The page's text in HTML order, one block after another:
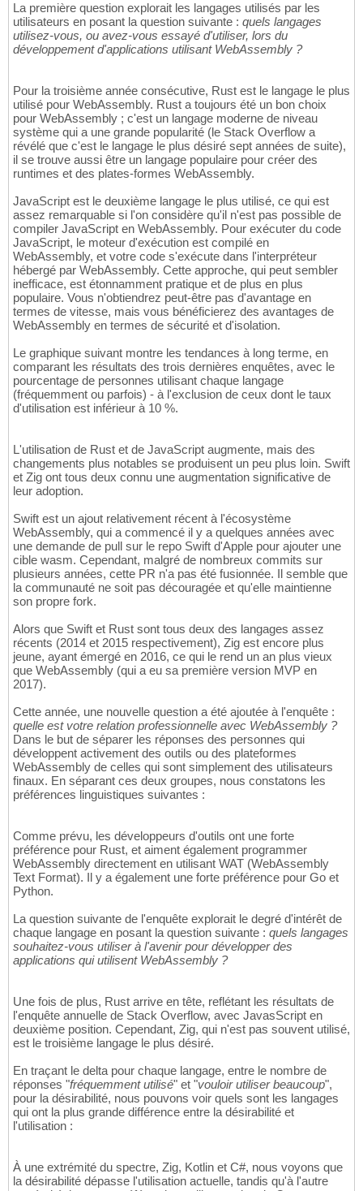
La première question explorait les langages utilisés par les
utilisateurs en posant la question suivante : quels langages
utilisez-vous, ou avez-vous essayé d'utiliser, lors du
développement d'applications utilisant WebAssembly ?
Pour la troisième année consécutive, Rust est le langage le plus
utilisé pour WebAssembly. Rust a toujours été un bon choix
pour WebAssembly ; c'est un langage moderne de niveau
système qui a une grande popularité (le Stack Overflow a
révélé que c'est le langage le plus désiré sept années de suite),
il se trouve aussi être un langage populaire pour créer des
runtimes et des plates-formes WebAssembly.
JavaScript est le deuxième langage le plus utilisé, ce qui est
assez remarquable si l'on considère qu'il n'est pas possible de
compiler JavaScript en WebAssembly. Pour exécuter du code
JavaScript, le moteur d'exécution est compilé en
WebAssembly, et votre code s'exécute dans l'interpréteur
hébergé par WebAssembly. Cette approche, qui peut sembler
inefficace, est étonnamment pratique et de plus en plus
populaire. Vous n'obtiendrez peut-être pas d'avantage en
termes de vitesse, mais vous bénéficierez des avantages de
WebAssembly en termes de sécurité et d'isolation.
Le graphique suivant montre les tendances à long terme, en
comparant les résultats des trois dernières enquêtes, avec le
pourcentage de personnes utilisant chaque langage
(fréquemment ou parfois) - à l'exclusion de ceux dont le taux
d'utilisation est inférieur à 10 %.
L'utilisation de Rust et de JavaScript augmente, mais des
changements plus notables se produisent un peu plus loin. Swift
et Zig ont tous deux connu une augmentation significative de
leur adoption.
Swift est un ajout relativement récent à l'écosystème
WebAssembly, qui a commencé il y a quelques années avec
une demande de pull sur le repo Swift d'Apple pour ajouter une
cible wasm. Cependant, malgré de nombreux commits sur
plusieurs années, cette PR n'a pas été fusionnée. Il semble que
la communauté ne soit pas découragée et qu'elle maintienne
son propre fork.
Alors que Swift et Rust sont tous deux des langages assez
récents (2014 et 2015 respectivement), Zig est encore plus
jeune, ayant émergé en 2016, ce qui le rend un an plus vieux
que WebAssembly (qui a eu sa première version MVP en
2017).
Cette année, une nouvelle question a été ajoutée à l'enquête :
quelle est votre relation professionnelle avec WebAssembly ?
Dans le but de séparer les réponses des personnes qui
développent activement des outils ou des plateformes
WebAssembly de celles qui sont simplement des utilisateurs
finaux. En séparant ces deux groupes, nous constatons les
préférences linguistiques suivantes :
Comme prévu, les développeurs d'outils ont une forte
préférence pour Rust, et aiment également programmer
WebAssembly directement en utilisant WAT (WebAssembly
Text Format). Il y a également une forte préférence pour Go et
Python.
La question suivante de l'enquête explorait le degré d'intérêt de
chaque langage en posant la question suivante : quels langages
souhaitez-vous utiliser à l'avenir pour développer des
applications qui utilisent WebAssembly ?
Une fois de plus, Rust arrive en tête, reflétant les résultats de
l'enquête annuelle de Stack Overflow, avec JavasScript en
deuxième position. Cependant, Zig, qui n'est pas souvent utilisé,
est le troisième langage le plus désiré.
En traçant le delta pour chaque langage, entre le nombre de
réponses "fréquemment utilisé" et "vouloir utiliser beaucoup",
pour la désirabilité, nous pouvons voir quels sont les langages
qui ont la plus grande différence entre la désirabilité et
l'utilisation :
À une extrémité du spectre, Zig, Kotlin et C#, nous voyons que
la désirabilité dépasse l'utilisation actuelle, tandis qu'à l'autre